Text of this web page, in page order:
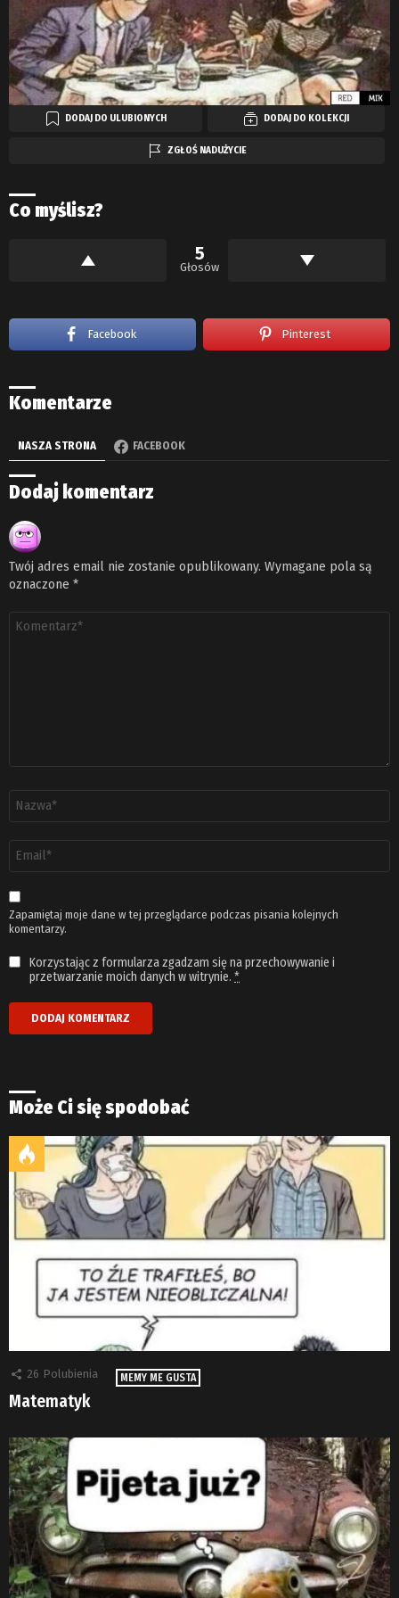
DODAJ DO ULUBIONYCH DODAJ DO KOLEKCJI
ZGŁOŚ NADUŻYCIE
Co myślisz?
5
Głosów
Facebook Pinterest
Komentarze
NASZA STRONA FACEBOOK
Dodaj komentarz
Twój adres email nie zostanie opublikowany. Wymagane pola są
oznaczone *
email
*
Zapamiętaj moje dane w tej przeglądarce podczas pisania kolejnych
komentarzy.
Korzystając z formularza zgadzam się na przechowywanie i
przetwarzanie moich danych w witrynie. *
Może Ci się spodobać
26 Polubienia MEMY ME GUSTA
Matematyk